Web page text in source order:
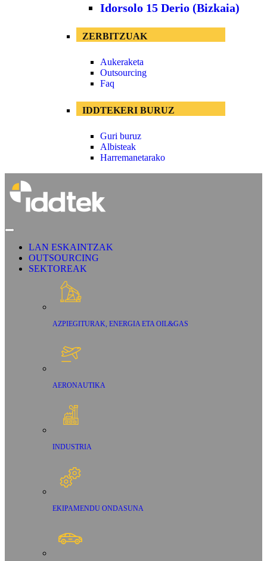
Idorsolo 15 Derio (Bizkaia)
ZERBITZUAK
Aukeraketa
Outsourcing
Faq
IDDTEKERI BURUZ
Guri buruz
Albisteak
Harremanetarako
LAN ESKAINTZAK
OUTSOURCING
SEKTOREAK
AZPIEGITURAK, ENERGIA ETA OIL&GAS
AERONAUTIKA
INDUSTRIA
EKIPAMENDU ONDASUNA